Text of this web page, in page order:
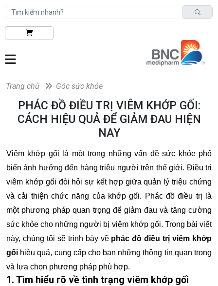
Trang chủ Góc sức khỏe
PHÁC ĐỒ ĐIỀU TRỊ VIÊM KHỚP GỐI:
CÁCH HIỆU QUẢ ĐỂ GIẢM ĐAU HIỆN
NAY
Viêm khớp gối là một trong những vấn đề sức khỏe phổ
biến ảnh hưởng đến hàng triệu người trên thế giới. Điều trị
viêm khớp gối đòi hỏi sự kết hợp giữa quản lý triệu chứng
và cải thiện chức năng của khớp gối. Phác đồ điều trị là
một phương pháp quan trọng để giảm đau và tăng cường
sức khỏe cho những người bị viêm khớp gối. Trong bài viết
này, chúng tôi sẽ trình bày về phác đồ điều trị viêm khớp
gối hiệu quả, cung cấp cho bạn những thông tin quan trọng
và lựa chọn phương pháp phù hợp.
1. Tìm hiểu rõ về tình trạng viêm khớp gối